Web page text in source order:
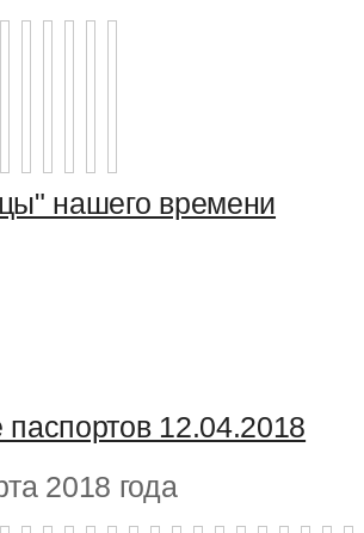
нашего времени
паспортов 12.04.2018
2018 года